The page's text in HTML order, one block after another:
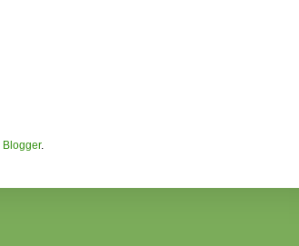
Blogger.